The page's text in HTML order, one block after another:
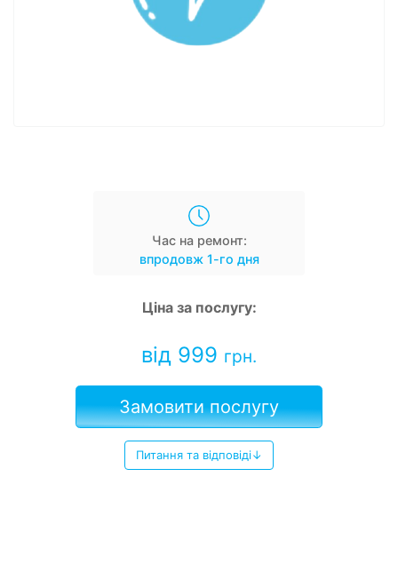
Час на ремонт:
впродовж 1-го дня
Ціна за послугу:
від 999 грн.
Замовити послугу
Питання та відповіді↓